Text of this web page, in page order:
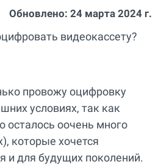
Обновлено: 24 марта 2024 г.
видеокассету?
провожу оцифровку
условиях, так как
осталось оочень много
которые хочется
и для будущих поколений.